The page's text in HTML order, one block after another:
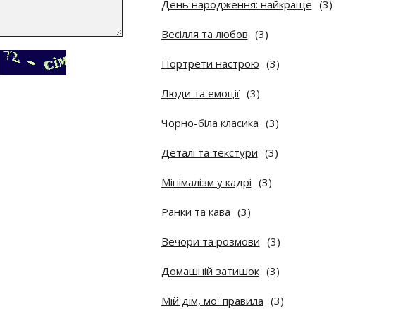
День народження: найкраще (3)
Весілля та любов (3)
Портрети настрою (3)
Люди та емоції (3)
Чорно-біла класика (3)
Деталі та текстури (3)
Мінімалізм у кадрі (3)
Ранки та кава (3)
Вечори та розмови (3)
Домашній затишок (3)
Мій дім, мої правила (3)